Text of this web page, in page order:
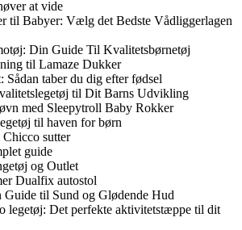
at vide
til Babyer: Vælg det Bedste Vådliggerlagen
Din Guide Til Kvalitetsbørnetøj
til Lamaze Dukker
taber du dig efter fødsel
til Dit Barns Udvikling
med Sleepytroll Baby Rokker
til haven for børn
sutter
guide
og Outlet
Dualfix autostol
til Sund og Glødende Hud
legetøj: Det perfekte aktivitetstæppe til dit